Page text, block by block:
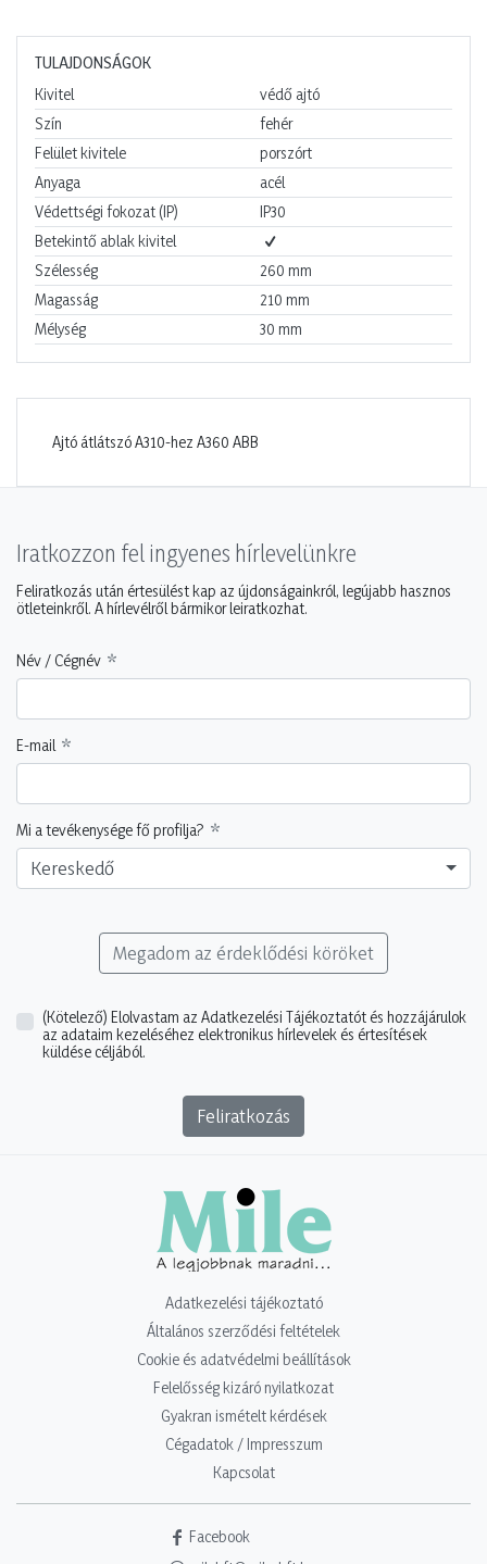
TULAJDONSÁGOK
Kivitel
védő ajtó
Szín
fehér
Felület kivitele
porszórt
Anyaga
acél
Védettségi fokozat (IP)
IP30
Betekintő ablak kivitel
Szélesség
260 mm
Magasság
210 mm
Mélység
30 mm
Ajtó átlátszó A310-hez A360 ABB
Iratkozzon fel ingyenes hírlevelünkre
Feliratkozás után értesülést kap az újdonságainkról, legújabb hasznos
ötleteinkről. A hírlevélről bármikor leiratkozhat.
Név / Cégnév
E-mail
Mi a tevékenysége fő profilja?
Kereskedő
Megadom az érdeklődési köröket
(Kötelező) Elolvastam az Adatkezelési Tájékoztatót és hozzájárulok
az adataim kezeléséhez elektronikus hírlevelek és értesítések
küldése céljából.
Feliratkozás
Adatkezelési tájékoztató
Általános szerződési feltételek
Cookie és adatvédelmi beállítások
Felelősség kizáró nyilatkozat
Gyakran ismételt kérdések
Cégadatok / Impresszum
Kapcsolat
Facebook